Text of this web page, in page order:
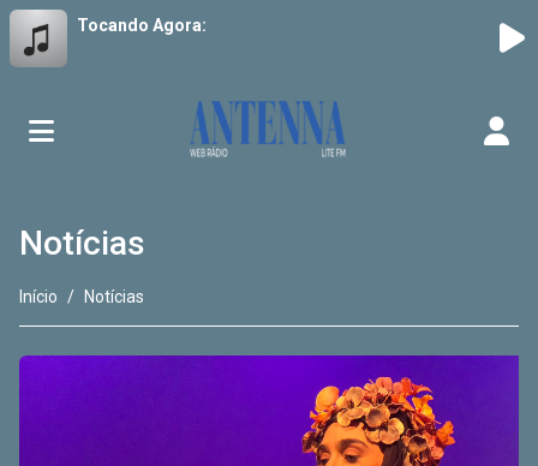
Tocando Agora:
Notícias
Início Notícias